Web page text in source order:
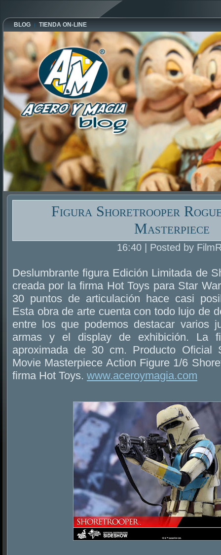
BLOG TIENDA ON-LINE
Figura Shoretrooper
Masterpiece
16:40 | Posted by
Deslumbrante figura Edición Limitada de
creada por la firma Hot Toys para Star
30 puntos de articulación hace casi
Esta obra de arte cuenta con todo lujo de
entre los que podemos destacar varios
armas y el display de exhibición. La
aproximada de 30 cm. Producto Oficial
Movie Masterpiece Action Figure 1/6
firma Hot Toys. www.aceroymagia.com